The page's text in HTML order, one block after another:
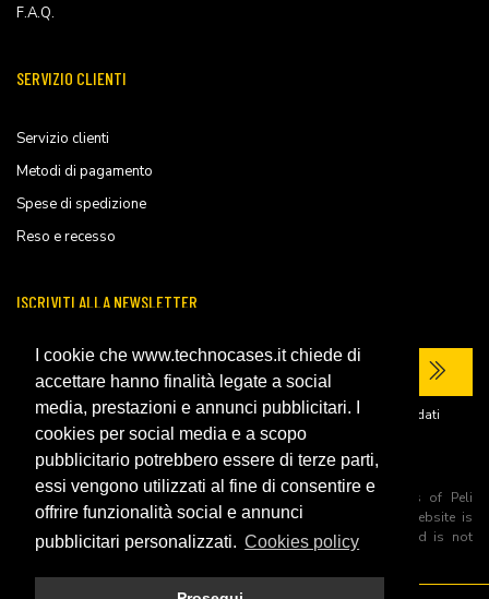
I cookie che www.technocases.it chiede di
accettare hanno finalità legate a social
media, prestazioni e annunci pubblicitari. I
cookies per social media e a scopo
pubblicitario potrebbero essere di terze parti,
essi vengono utilizzati al fine di consentire e
offrire funzionalità social e annunci
pubblicitari personalizzati. Cookies policy
F.A.Q.
SERVIZIO CLIENTI
Servizio clienti
Metodi di pagamento
Spese di spedizione
Reso e recesso
ISCRIVITI ALLA NEWSLETTER
Ho letto laprivacy policy del sito e acconsento al trattamento dei miei dati
personali per ricevere comunicazioni commerciali.
All trademarks are registered and/or unregistered trademarks of Peli
Products, S.L.U. its parents, subsiadiries and affiliates. This website is
independently owned and operated by Technopartner SRL and is not
owned by Peli Products, S.L.U